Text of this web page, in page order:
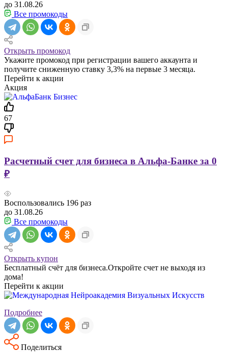
до 31.08.26
Все промокоды
Открыть промокод
Укажите промокод при регистрации вашего аккаунта и
получите сниженную ставку 3,3% на первые 3 месяца.
Перейти к акции
Акция
67
Расчетный счет для бизнеса в Альфа-Банке за 0
₽
Воспользовались 196 раз
до 31.08.26
Все промокоды
Открыть купон
Бесплатный счёт для бизнеса.Откройте счет не выходя из
дома!
Перейти к акции
Подробнее
Поделиться